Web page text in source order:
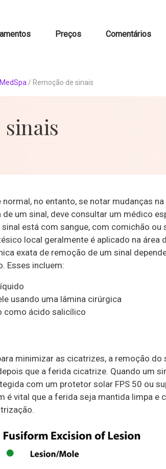
Preços Comentários
/ Remoção de sinais
sinais
no entanto, se notar mudanças na
um sinal, deve consultar um médico
está com sangue, com comichão ou
local geralmente é aplicado na área
exata de remoção de um sinal
Esses incluem:
usando uma lâmina cirúrgica
como ácido salicílico
minimizar as cicatrizes, a remoção do
que a ferida cicatrize. Quando um
com um protetor solar FPS 50 ou
é vital que a ferida seja mantida limpa e